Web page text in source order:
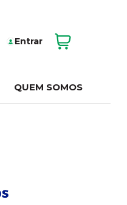
Entrar
QUEM SOMOS